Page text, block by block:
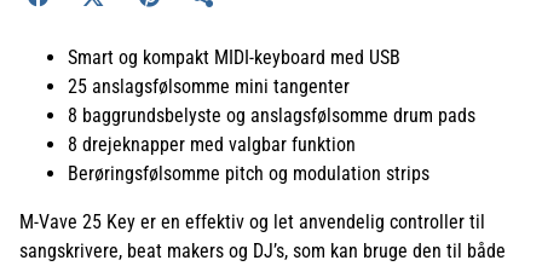
Smart og kompakt MIDI-keyboard med USB
25 anslagsfølsomme mini tangenter
8 baggrundsbelyste og anslagsfølsomme drum pads
8 drejeknapper med valgbar funktion
Berøringsfølsomme pitch og modulation strips
M-Vave 25 Key er en effektiv og let anvendelig controller til
sangskrivere, beat makers og DJ’s, som kan bruge den til både